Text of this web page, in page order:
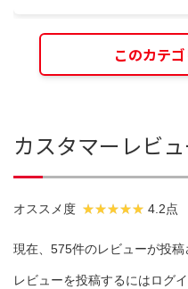
このカテ
カスタマーレビ
オススメ度 4.2点
現在、575件のレビューが投稿
レビューを投稿するにはログ